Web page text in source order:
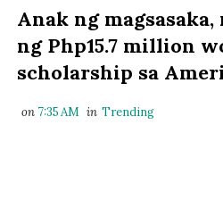
Anak ng
ng Php15.7 million
scholarship sa
on 7:35 AM in Trending